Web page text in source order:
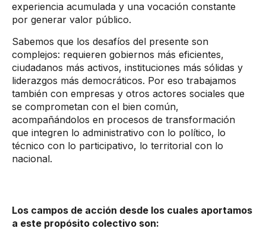
experiencia acumulada y una vocación constante
por generar valor público.
Sabemos que los desafíos del presente son
complejos: requieren gobiernos más eficientes,
ciudadanos más activos, instituciones más sólidas y
liderazgos más democráticos. Por eso trabajamos
también con empresas y otros actores sociales que
se comprometan con el bien común,
acompañándolos en procesos de transformación
que integren lo administrativo con lo político, lo
técnico con lo participativo, lo territorial con lo
nacional.
Los campos de acción desde los cuales aportamos
a este propósito colectivo son: